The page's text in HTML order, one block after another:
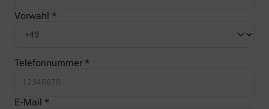
Vorwahl *
Telefonnummer *
E-Mail *